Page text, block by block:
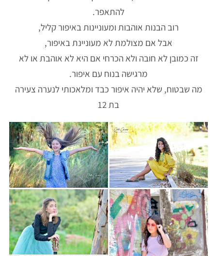
להתאפר.
רוב הבנות אוהבות ומעוניינות באיפור קליל,
אבל אם מצולמת לא מעוניינת באיפור,
זה כמובן לא חובה ולא הכרחי אם היא לא אוהבת או לא
מרגישה בנוח עם איפור.
מה שבטוח, שלא יהיה איפור כבד ומלאכותי לנערה צעירה
בת 12